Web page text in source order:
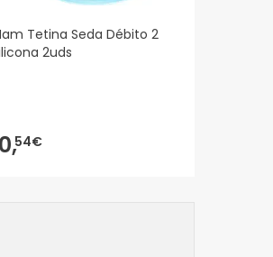
Tetina Seda Débito 2
2uds
54€